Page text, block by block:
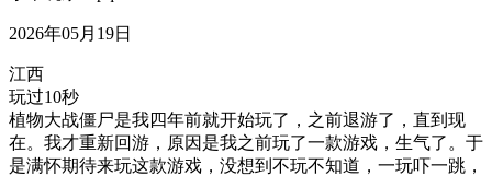
2026年05月19日
江西
玩过10秒
植物大战僵尸是我四年前就开始玩了，之前退游了，直到现
在。我才重新回游，原因是我之前玩了一款游戏，生气了。于
是满怀期待来玩这款游戏，没想到不玩不知道，一玩吓一跳，